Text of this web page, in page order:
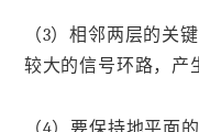
（3）相邻两层的关
较大的信号环路，产